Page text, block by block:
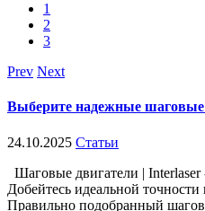
1
2
3
Prev Next
Выберите надежные шаговые
24.10.2025 Статьи
Шаговые двигатели |
Добейтесь идеальной
Правильно подобранный